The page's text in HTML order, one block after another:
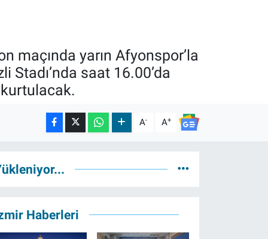
maçında yarın Afyonspor’la
Stadı’nda saat 16.00’da
A- A+
Haberleri